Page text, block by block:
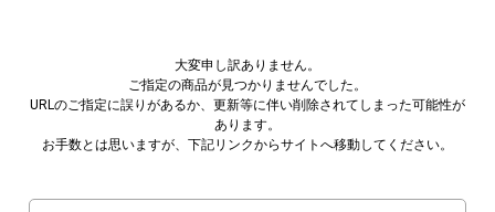
大変申し訳ありません。
ご指定の商品が見つかりませんでした。
URLのご指定に誤りがあるか、更新等に伴い削除されてしまった可能性が
あります。
お手数とは思いますが、下記リンクからサイトへ移動してください。